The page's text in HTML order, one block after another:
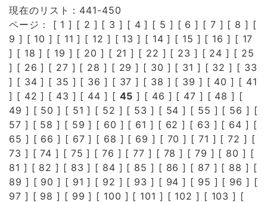
現在のリスト：441-450
ページ： [ 1 ] [ 2 ] [ 3 ] [ 4 ] [ 5 ] [ 6 ] [ 7 ] [ 8 ] [
9 ] [ 10 ] [ 11 ] [ 12 ] [ 13 ] [ 14 ] [ 15 ] [ 16 ] [ 17
] [ 18 ] [ 19 ] [ 20 ] [ 21 ] [ 22 ] [ 23 ] [ 24 ] [ 25
] [ 26 ] [ 27 ] [ 28 ] [ 29 ] [ 30 ] [ 31 ] [ 32 ] [ 33
] [ 34 ] [ 35 ] [ 36 ] [ 37 ] [ 38 ] [ 39 ] [ 40 ] [ 41
] [ 42 ] [ 43 ] [ 44 ] [ 45 ] [ 46 ] [ 47 ] [ 48 ] [
49 ] [ 50 ] [ 51 ] [ 52 ] [ 53 ] [ 54 ] [ 55 ] [ 56 ] [
57 ] [ 58 ] [ 59 ] [ 60 ] [ 61 ] [ 62 ] [ 63 ] [ 64 ] [
65 ] [ 66 ] [ 67 ] [ 68 ] [ 69 ] [ 70 ] [ 71 ] [72 ] [
73 ] [74 ] [ 75 ] [ 76 ] [77 ] [ 78 ] [ 79 ] [ 80 ] [
81 ] [ 82 ] [ 83 ] [ 84 ] [ 85 ] [ 86 ] [ 87 ] [ 88 ] [
89 ] [ 90 ] [ 91 ] [ 92 ] [ 93 ] [ 94 ] [ 95 ] [ 96 ] [
97 ] [ 98 ] [ 99 ] [ 100 ] [ 101 ] [ 102 ] [ 103 ] [